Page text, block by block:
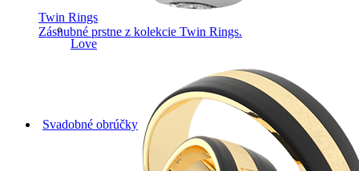
Twin Rings
Zásnubné prstne z kolekcie Twin Rings.
Svadobné obrúčky
Love